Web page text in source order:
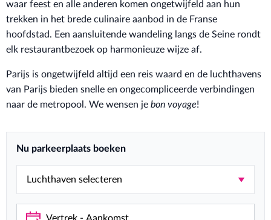
waar feest en alle anderen komen ongetwijfeld aan hun
trekken in het brede culinaire aanbod in de Franse
hoofdstad. Een aansluitende wandeling langs de Seine rondt
elk restaurantbezoek op harmonieuze wijze af.
Parijs is ongetwijfeld altijd een reis waard en de luchthavens
van Parijs bieden snelle en ongecompliceerde verbindingen
naar de metropool. We wensen je bon voyage!
Nu parkeerplaats boeken